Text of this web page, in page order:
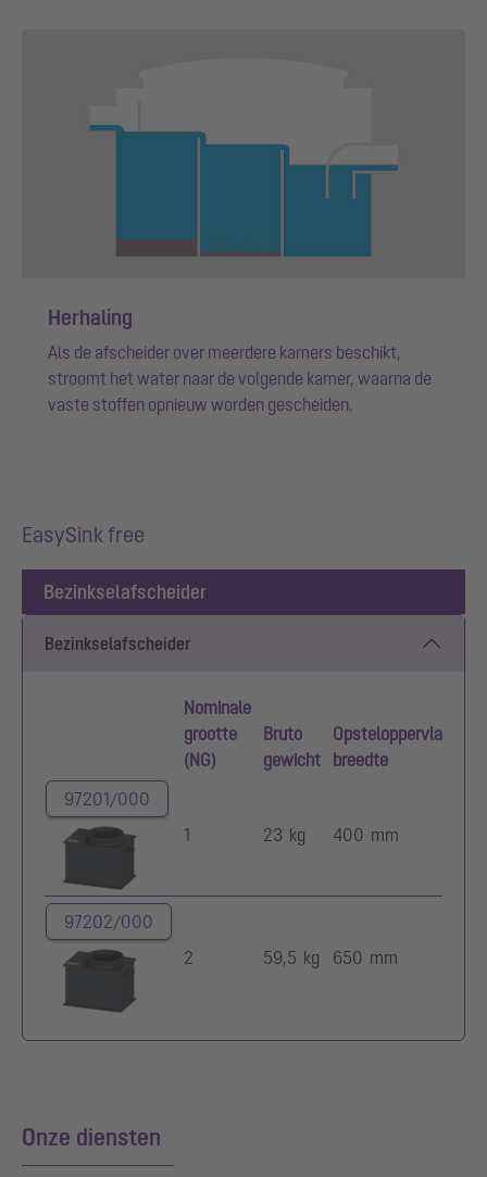
Herhaling
Als de afscheider over meerdere kamers beschikt,
stroomt het water naar de volgende kamer, waarna de
vaste stoffen opnieuw worden gescheiden.
EasySink free
Bezinkselafscheider
Bezinkselafscheider
Nominale
grootte
(NG)
Bruto
gewicht
Opsteloppervlak
breedte
97201/000
1
23 kg 400 mm
97202/000
2
59,5 kg 650 mm
Onze diensten